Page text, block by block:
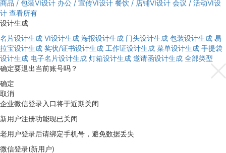
商品 / 包装VI设计 办公 / 宣传VI设计 餐饮 / 店铺VI设计 会议 / 活动VI设
计 查看所有
设计生成
名片设计生成 VI设计生成 海报设计生成 门头设计生成 包装设计生成 易
拉宝设计生成 奖状/证书设计生成 工作证设计生成 菜单设计生成 手提袋
设计生成 电子名片设计生成 灯箱设计生成 邀请函设计生成 全部类型
确定要退出当前账号吗？
确定
取消
企业微信登录入口将于近期关闭
新用户注册功能现已关闭
老用户登录后请绑定手机号，避免数据丢失
微信登录(新用户)